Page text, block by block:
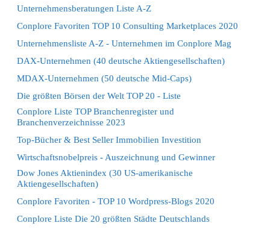
Unternehmensberatungen Liste A-Z
Conplore Favoriten TOP 10 Consulting Marketplaces 2020
Unternehmensliste A-Z - Unternehmen im Conplore Mag
DAX-Unternehmen (40 deutsche Aktiengesellschaften)
MDAX-Unternehmen (50 deutsche Mid-Caps)
Die größten Börsen der Welt TOP 20 - Liste
Conplore Liste TOP Branchenregister und
Branchenverzeichnisse 2023
Top-Bücher & Best Seller Immobilien Investition
Wirtschaftsnobelpreis - Auszeichnung und Gewinner
Dow Jones Aktienindex (30 US-amerikanische
Aktiengesellschaften)
Conplore Favoriten - TOP 10 Wordpress-Blogs 2020
Conplore Liste Die 20 größten Städte Deutschlands